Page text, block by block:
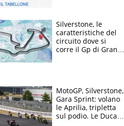
Silverstone, le
caratteristiche del
circuito dove si
corre il Gp di Gran
MotoGP, Silverstone,
Gara Sprint: volano
le Aprilia, tripletta
sul podio. Le Ducati